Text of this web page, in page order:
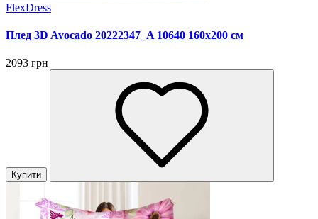
FlexDress
Плед 3D Avocado 20222347_A 10640 160х200 см
2093 грн
Купити